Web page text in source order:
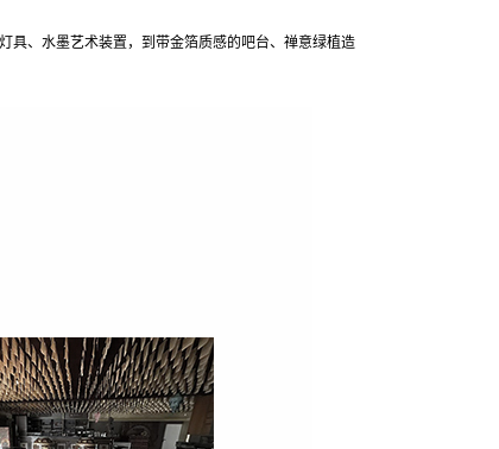
具、水墨艺术装置，到带金箔质感的吧台、禅意绿植造